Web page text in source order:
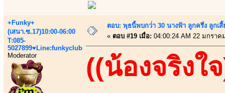
+Funky+
(เสนา.ซ.17)10:00-06:00
T:085-
5027899♥Line:funkyclub
Moderator
ตอบ: พุธนี้พบกว่่า 30 นางฟ้า ลูกครึ่ง ลูกเ
« ตอบ #19 เมื่อ: 04:00:24 AM 22 มกราค
((น้องจริงใ